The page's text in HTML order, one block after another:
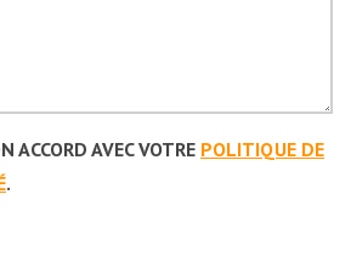
ACCORD AVEC VOTRE POLITIQUE DE
.